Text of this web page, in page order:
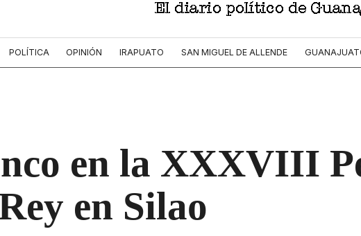
POLÍTICA OPINIÓN IRAPUATO SAN MIGUEL DE ALLENDE
en la XXXVIII
en Silao